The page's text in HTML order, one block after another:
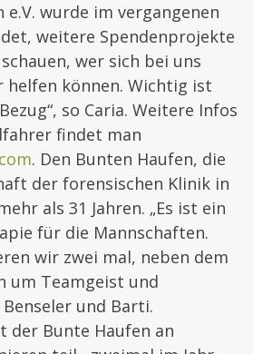
e.V. wurde im vergangenen
weitere Spendenprojekte
wer sich bei uns
helfen können. Wichtig ist
so Caria. Weitere Infos
findet man
. Den Bunten Haufen, die
der forensischen Klinik in
als 31 Jahren. „Es ist ein
für die Mannschaften.
wir zwei mal, neben dem
um Teamgeist und
und Barti.
der Bunte Haufen an